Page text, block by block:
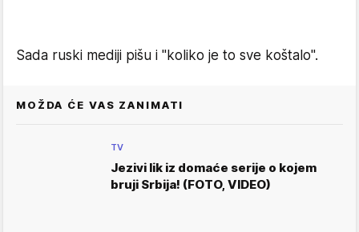
Sada ruski mediji pišu i "koliko je to sve koštalo".
MOŽDA ĆE VAS ZANIMATI
TV
Jezivi lik iz domaće serije o kojem
bruji Srbija! (FOTO, VIDEO)